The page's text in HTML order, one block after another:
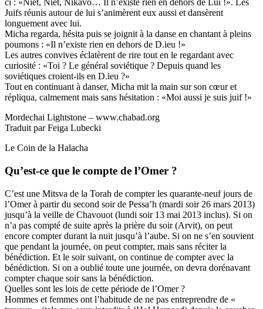
ci : «Niet, Niet, Nikavo… Il n’existe rien en dehors de Lui !». Les
Juifs réunis autour de lui s’animèrent eux aussi et dansèrent
longuement avec lui.
Micha regarda, hésita puis se joignit à la danse en chantant à pleins
poumons : «Il n’existe rien en dehors de D.ieu !»
Les autres convives éclatèrent de rire tout en le regardant avec
curiosité : «Toi ? Le général soviétique ? Depuis quand les
soviétiques croient-ils en D.ieu ?»
Tout en continuant à danser, Micha mit la main sur son cœur et
répliqua, calmement mais sans hésitation : «Moi aussi je suis juif !»
Mordechai Lightstone – www.chabad.org
Traduit par Feiga Lubecki
Le Coin de la Halacha
Qu’est-ce que le compte de l’Omer ?
C’est une Mitsva de la Torah de compter les quarante-neuf jours de
l’Omer à partir du second soir de Pessa’h (mardi soir 26 mars 2013)
jusqu’à la veille de Chavouot (lundi soir 13 mai 2013 inclus). Si on
n’a pas compté de suite après la prière du soir (Arvit), on peut
encore compter durant la nuit jusqu’à l’aube. Si on ne s’en souvient
que pendant la journée, on peut compter, mais sans réciter la
bénédiction. Et le soir suivant, on continue de compter avec la
bénédiction. Si on a oublié toute une journée, on devra dorénavant
compter chaque soir sans la bénédiction.
Quelles sont les lois de cette période de l’Omer ?
Hommes et femmes ont l’habitude de ne pas entreprendre de «